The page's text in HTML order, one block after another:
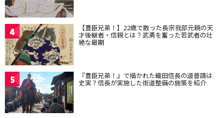
4 【豊臣兄弟！】22歳で散った長宗我部元親の天
才後継者・信親とは？武勇を奮った若武者の壮
絶な最期
5 『豊臣兄弟！』で描かれた織田信長の道普請は
史実？信長が実施した街道整備の施策を紹介